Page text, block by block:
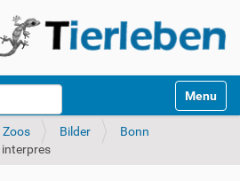
Toggle
Zoos Bilder
Bonn